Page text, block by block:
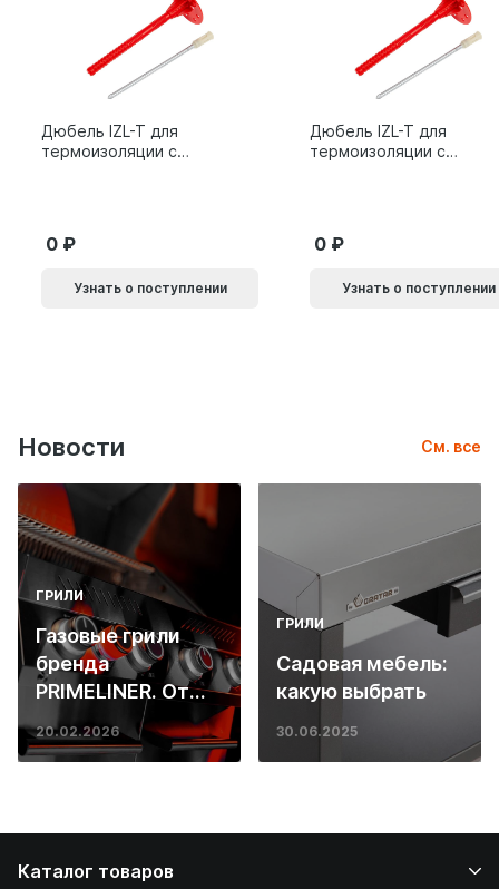
Дюбель IZL-T для
термоизоляции с
0
Узнать о поступлении
Дюбель IZL-T для
термоизоляции с
0
Узнать о поступлении
Новости См. все
ГРИЛИ
Газовые грили
бренда
PRIMELINER. От
основ инженерии
до ресторанных
20.02.2026
ГРИЛИ
Садовая мебель:
какую выбрать
30.06.2025
Каталог товаров